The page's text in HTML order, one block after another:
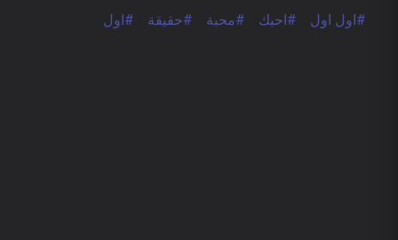
#اول اول #احبك #محبة #حقيقة #اول